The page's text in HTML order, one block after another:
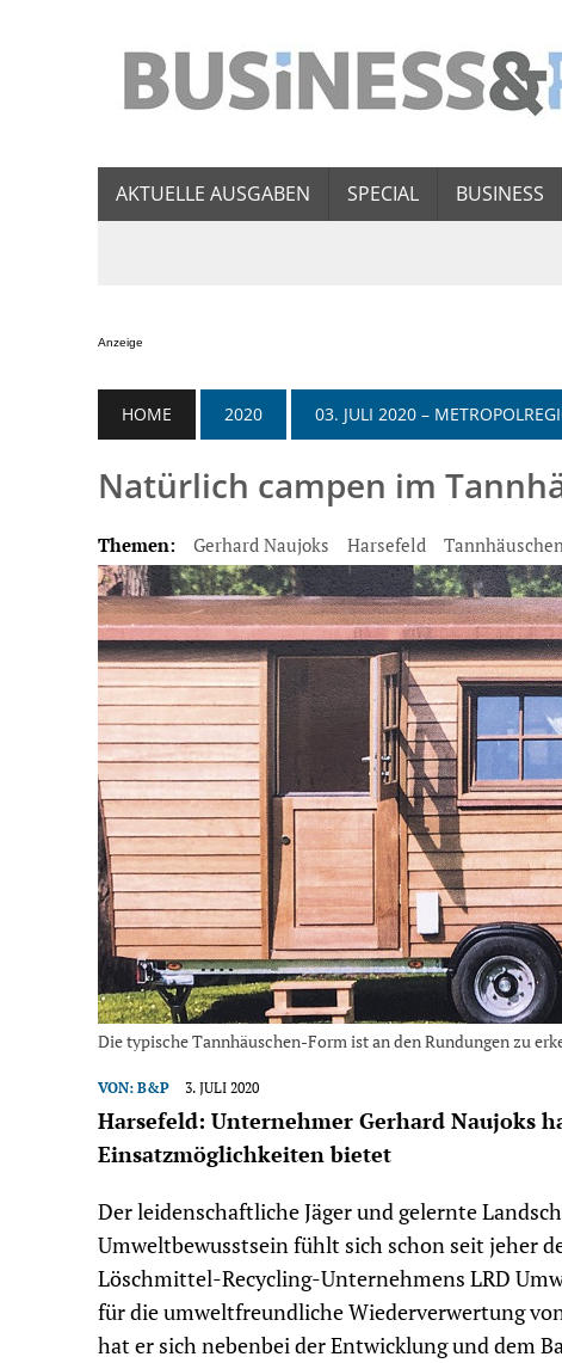
AKTUELLE AUSGABEN SPECIAL BUSINESS
Anzeige
HOME 2020 03. JULI 2020 –
Natürlich campen im
Themen: Gerhard Naujoks Harsefeld
Die typische Tannhäuschen-Form ist an den Rundungen zu
VON: B&P 3. JULI 2020
Harsefeld: Unternehmer Gerhard Naujoks
Einsatzmöglichkeiten bietet
Der leidenschaftliche Jäger und gelernte
Umweltbewusstsein fühlt sich schon seit jeher
Löschmittel-Recycling-Unternehmens LRD
für die umweltfreundliche Wiederverwertung
hat er sich nebenbei der Entwicklung und dem